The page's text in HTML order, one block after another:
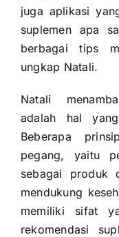
juga aplikasi
suplemen apa
berbagai tips
ungkap Natali.
Natali
adalah hal
Beberapa
pegang, yaitu
sebagai produk
mendukung
memiliki sifat
rekomendasi